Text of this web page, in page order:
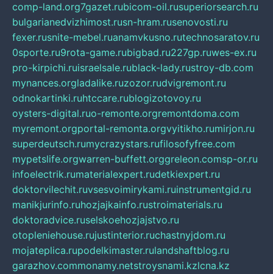
comp-land.org7gazet.rubicom-oil.rusuperiorsearch.ru
bulgarianedvizhimost.rusn-hram.rusenovosti.ru
fexer.rusnite-mebel.ruanamvkusno.rutechnosaratov.ru
0sporte.ru9rota-game.rubigbad.ru227gp.ruwes-ex.ru
pro-kirpichi.ruisraelsale.rublack-lady.rustroy-db.com
mynances.orgladalike.ruzozor.rudvigremont.ru
odnokartinki.ruhtccare.rublogizotovoy.ru
oysters-digital.ruo-remonte.orgremontdoma.com
myremont.orgportal-remonta.orgvyitikho.rumirjon.ru
superdeutsch.rumycrazystars.rufilosofyfree.com
mypetslife.orgwarren-buffett.orggreleon.comsp-or.ru
infoelectrik.rumaterialexpert.rudetkiexpert.ru
doktorvilechit.ruvsesvoimirykami.ruinstrumentgid.ru
manikjurinfo.ruhozjajkainfo.rustroimaterials.ru
doktoradvice.ruselskoehozjajstvo.ru
otopleniehouse.rujustinterior.ruchastnyjdom.ru
mojateplica.rupodelkimaster.rulandshaftblog.ru
garazhov.commonamy.netstroysnami.kzlcna.kz